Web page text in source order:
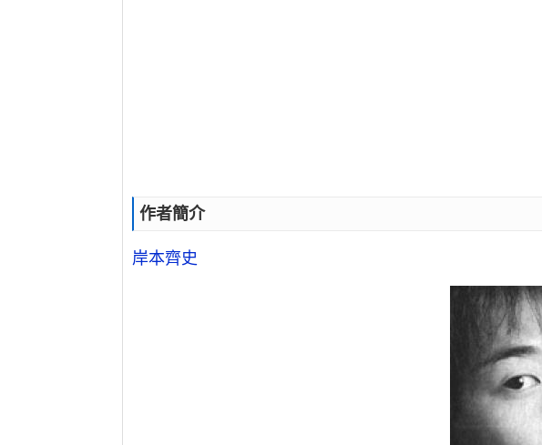
作者簡介
岸本齊史